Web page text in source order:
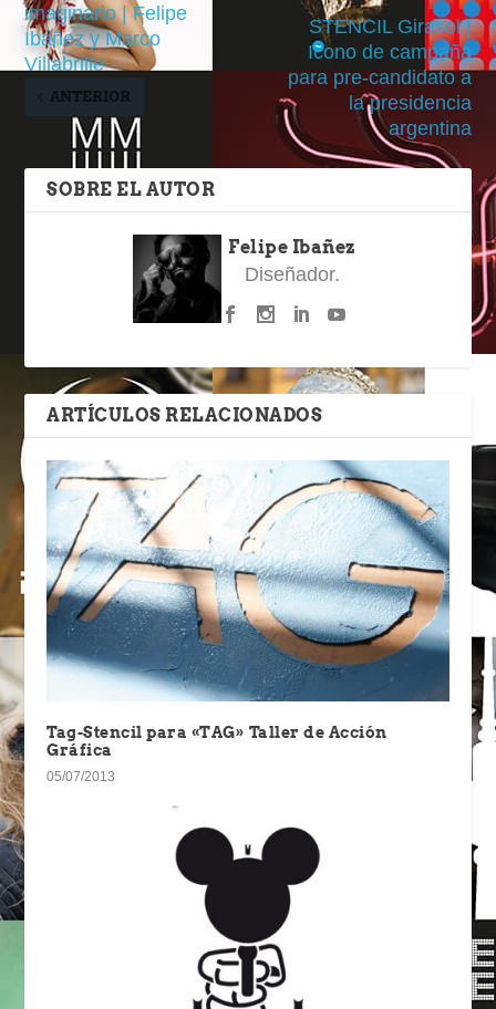
imaginario | Felipe
Ibáñez y Marco
Villabrille
ANTERIOR
STENCIL Girasol |
Icono de campaña
para pre-candidato a
la presidencia
argentina
SOBRE EL AUTOR
Felipe Ibañez
Diseñador.
ARTÍCULOS RELACIONADOS
Tag-Stencil para «TAG» Taller de Acción
Gráfica
05/07/2013